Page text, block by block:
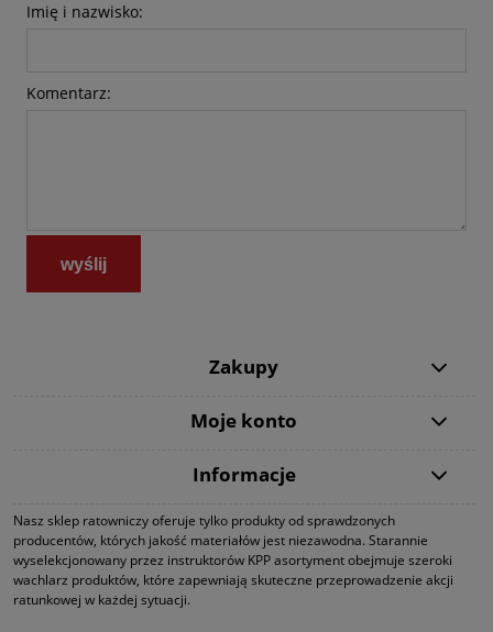
Imię i nazwisko:
Komentarz:
wyślij
Zakupy
Moje konto
Informacje
Nasz sklep ratowniczy oferuje tylko produkty od sprawdzonych
producentów, których jakość materiałów jest niezawodna. Starannie
wyselekcjonowany przez instruktorów KPP asortyment obejmuje szeroki
wachlarz produktów, które zapewniają skuteczne przeprowadzenie akcji
ratunkowej w każdej sytuacji.